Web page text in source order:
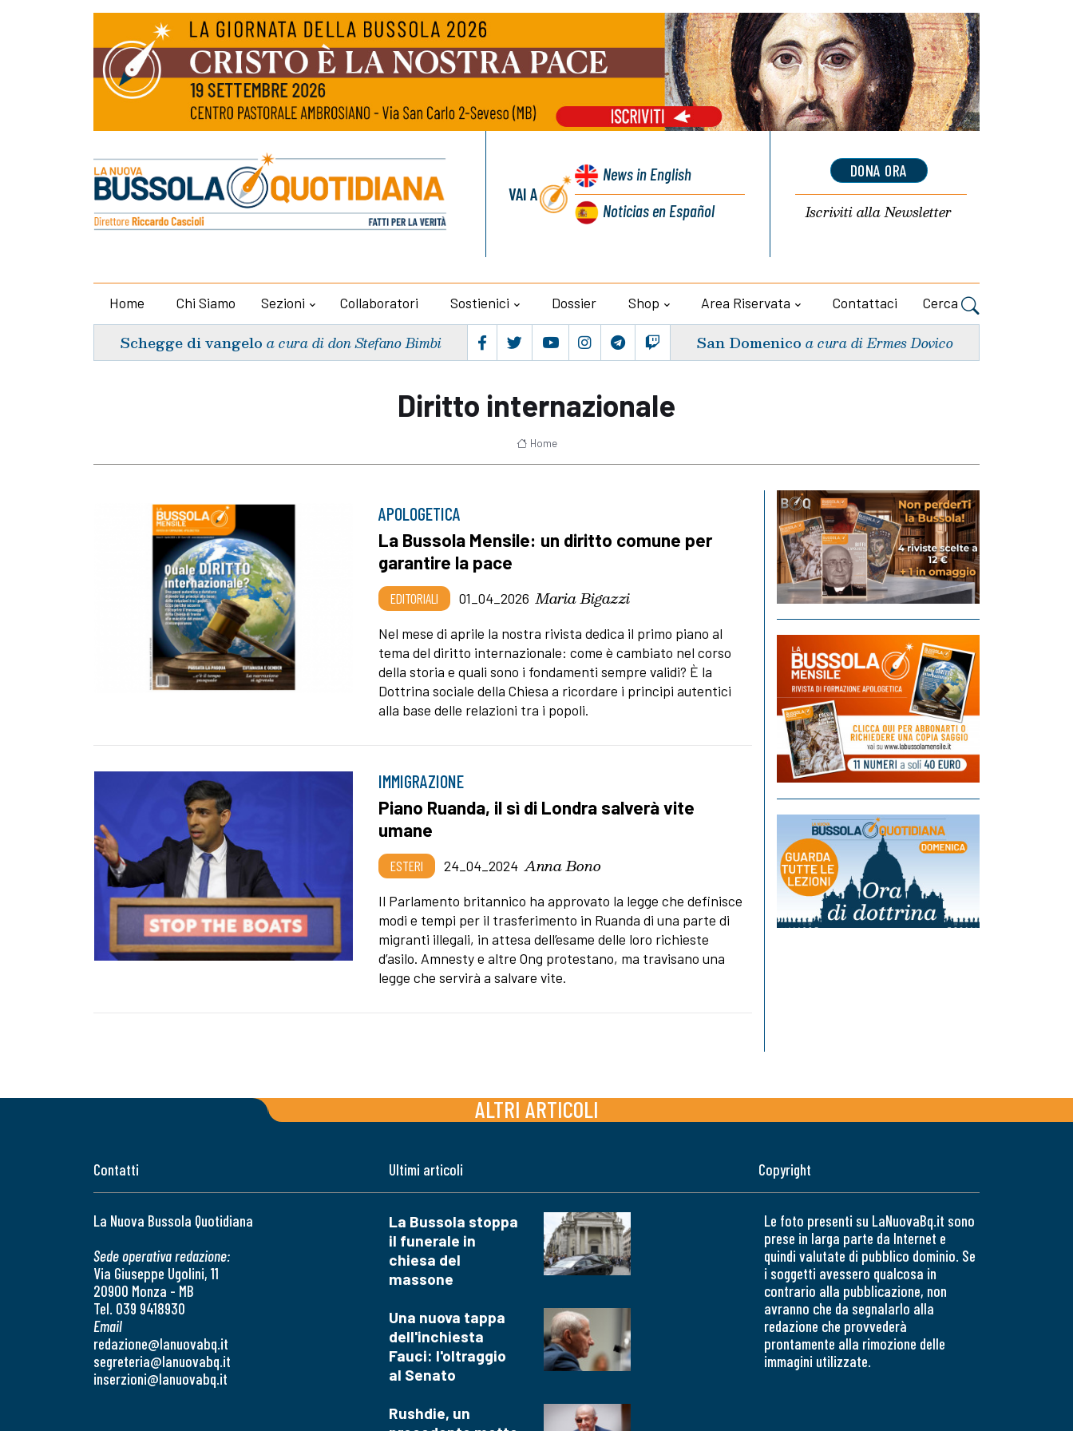
VAI A
Newsin English
Noticiasen Español
DONA ORA
Iscriviti allaNewsletter
Home Chi Siamo Sezioni Collaboratori Sostienici Dossier Shop Area Riservata Contattaci Cerca
Schegge di vangelo a cura di don Stefano Bimbi San Domenico a cura di Ermes Dovico
Diritto internazionale
Home
APOLOGETICA
La Bussola Mensile: un diritto comune per
garantire la pace
EDITORIALI 01_04_2026 Maria Bigazzi
Nel mese di aprile la nostra rivista dedica il primo piano al
tema del diritto internazionale: come è cambiato nel corso
della storia e quali sono i fondamenti sempre validi? È la
Dottrina sociale della Chiesa a ricordare i principi autentici
alla base delle relazioni tra i popoli.
IMMIGRAZIONE
Piano Ruanda, il sì di Londra salverà vite
umane
ESTERI 24_04_2024 Anna Bono
Il Parlamento britannico ha approvato la legge che definisce
modi e tempi per il trasferimento in Ruanda di una parte di
migranti illegali, in attesa dell’esame delle loro richieste
d’asilo. Amnesty e altre Ong protestano, ma travisano una
legge che servirà a salvare vite.
ALTRI ARTICOLI
Contatti
La Nuova Bussola Quotidiana
Sede operativa redazione:
Via Giuseppe Ugolini, 11
20900 Monza - MB
Tel. 039 9418930
Email
redazione@lanuovabq.it
segreteria@lanuovabq.it
inserzioni@lanuovabq.it
Ultimi articoli
La Bussola stoppa
il funerale in
chiesa del
massone
Una nuova tappa
dell'inchiesta
Fauci: l'oltraggio
al Senato
Rushdie, un
Copyright
Le foto presenti su LaNuovaBq.it sono
prese in larga parte da Internet e
quindi valutate di pubblico dominio. Se
i soggetti avessero qualcosa in
contrario alla pubblicazione, non
avranno che da segnalarlo alla
redazione che provvederà
prontamente alla rimozione delle
immagini utilizzate.